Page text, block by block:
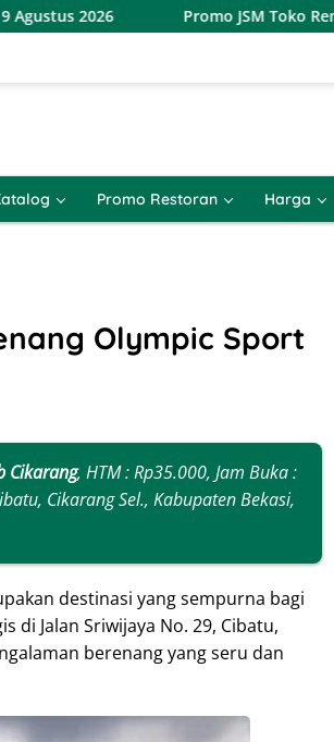
Promo JSM Toko Remaja Toserba
Promo Restoran Harga
Olympic Sport
Cikarang, HTM : Rp35.000, Jam Buka :
Cikarang Sel., Kabupaten Bekasi,
destinasi yang sempurna bagi
di Jalan Sriwijaya No. 29, Cibatu,
berenang yang seru dan